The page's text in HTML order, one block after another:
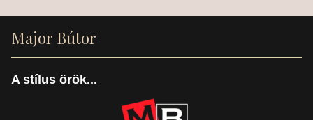
Major Bútor
A stílus örök...